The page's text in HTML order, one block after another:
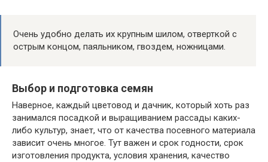
Очень удобно делать их крупным шилом, отверткой с
острым концом, паяльником, гвоздем, ножницами.
Выбор и подготовка семян
Наверное, каждый цветовод и дачник, который хоть раз
занимался посадкой и выращиванием рассады каких-
либо культур, знает, что от качества посевного материала
зависит очень многое. Тут важен и срок годности, срок
изготовления продукта, условия хранения, качество